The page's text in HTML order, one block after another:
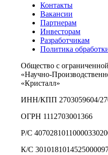
Контакты
Вакансии
Партнерам
Инвесторам
Разработчикам
Политика
Общество с
«Научно-
«Кристалл»
ИНН/КПП 2703059604/
ОГРН 1112703001366
Р/С
К/С